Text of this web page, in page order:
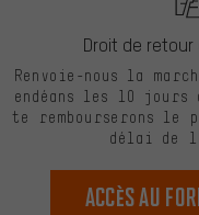
Droit de retour
Renvoie-nous la
endéans les 10 jours
te rembourserons le
délai de
Accès au